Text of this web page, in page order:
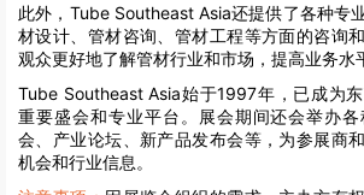
此外，Tube Southeast Asia还提供了各种专
材设计、管材咨询、管材工程等方面的咨询
观众更好地了解管材行业和市场，提高业务水
Tube Southeast Asia始于1997年，已成为
重要盛会和专业平台。展会期间还会举办
会、产业论坛、新产品发布会等，为参展商
机会和行业信息。